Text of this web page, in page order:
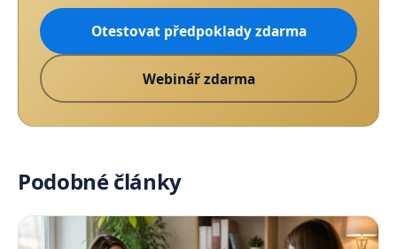
Otestovat předpoklady zdarma
Webinář zdarma
Podobné články